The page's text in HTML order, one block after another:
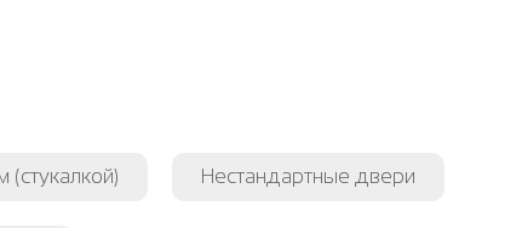
(стукалкой) Нестандартные двери